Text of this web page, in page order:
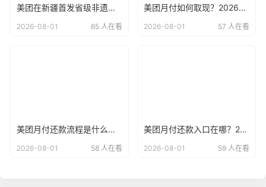
美团在新疆首发省级非遗美食榜单！
2026-08-01 65 人在看
美团月付如何取现？2026年最新美团月付使用说明
2026-08-01 57 人在看
美团月付还款流程是什么？2026年最新美团月付开通方法
2026-08-01 58 人在看
美团月付还款入口在哪？2026年最新美团月付在哪里进行还款
2026-08-01 59 人在看